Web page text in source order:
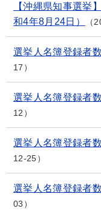
【沖縄県知事選挙
和4年8月24日）
選挙人名簿登録者
17
選挙人名簿登録者
12
選挙人名簿登録者
12-25
選挙人名簿登録者
03